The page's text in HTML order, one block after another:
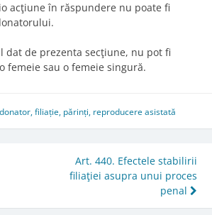
acţiune în răspundere nu poate fi
dat de prezenta secţiune, nu pot fi
femeie sau o femeie singură.
donator,filiație, părinți, reproducere asistată
Art. 440. Efectele stabilirii
filiaţiei asupra unui proces
penal